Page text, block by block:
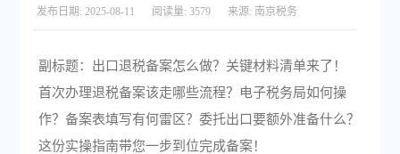
发布日期: 2025-08-11 阅读量: 3579 来源: 南京税务
副标题：出口退税备案怎么做？关键材料清单来了！
首次办理退税备案该走哪些流程？电子税务局如何操
作？备案表填写有何雷区？委托出口要额外准备什么？
这份实操指南带您一步到位完成备案！